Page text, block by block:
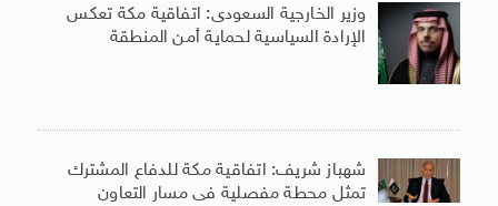
وزير الخارجية السعودى: اتفاقية مكة تعكس
الإرادة السياسية لحماية أمن المنطقة
شهباز شريف: اتفاقية مكة للدفاع المشترك
تمثل محطة مفصلية فى مسار التعاون